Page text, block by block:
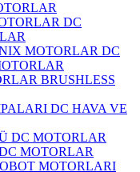
DC
DC
BRUSHLESS
DC HAVA VE
MOTORLAR